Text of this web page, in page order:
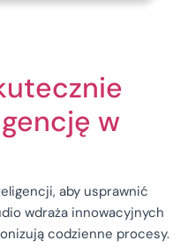
w
aby usprawnić
wdraża innowacyjnych
codzienne procesy.